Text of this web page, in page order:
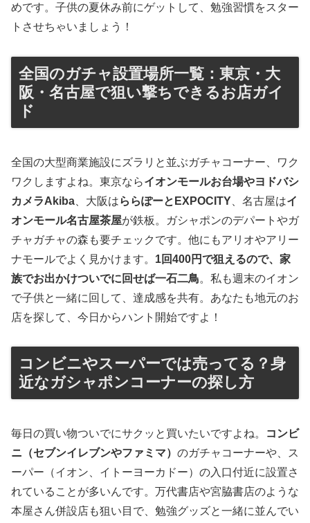
めです。子供の夏休み前にゲットして、勉強習慣をスター
トさせちゃいましょう！
全国のガチャ設置場所一覧：東京・大
阪・名古屋で狙い撃ちできるお店ガイ
ド
全国の大型商業施設にズラリと並ぶガチャコーナー、ワク
ワクしますよね。東京ならイオンモールお台場やヨドバシ
カメラAkiba 、大阪はららぽーとEXPOCITY 、名古屋はイ
オンモール名古屋茶屋が鉄板。ガシャポンのデパートやガ
チャガチャの森も要チェックです。他にもアリオやアリー
ナモールでよく見かけます。 1回400円で狙えるので、家
族でお出かけついでに回せば一石二鳥。私も週末のイオン
で子供と一緒に回して、達成感を共有。あなたも地元のお
店を探して、今日からハント開始ですよ！
コンビニやスーパーでは売ってる？身
近なガシャポンコーナーの探し方
毎日の買い物ついでにサクッと買いたいですよね。
コンビ
ニ（セブンイレブンやファミマ） のガチャコーナーや、ス
ーパー（イオン、イトーヨーカドー）の入口付近に設置さ
れていることが多いんです。万代書店や宮脇書店のような
本屋さん併設店も狙い目で、勉強グッズと一緒に並んでい